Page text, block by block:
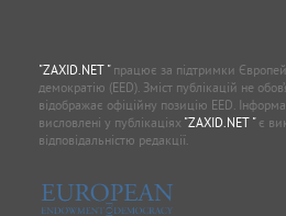
"ZAXID.NET "працює за підтримки
демократію (EED). Зміст публікацій не
відображає офіційну позицію EED.
висловлені у публікаціях "ZAXID.NET "є
відповідальністю редакції.